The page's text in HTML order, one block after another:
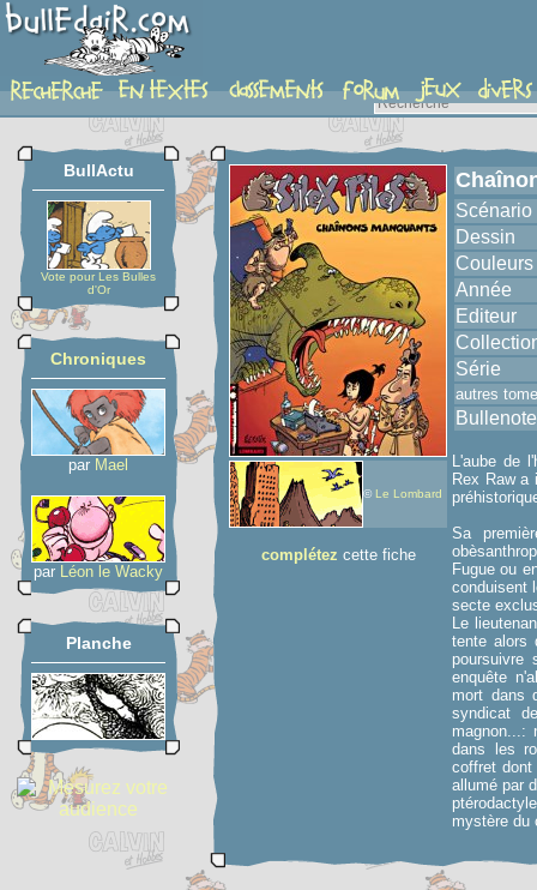
album
BullActu
Vote pour Les Bulles
d'Or
Chroniques
par Mael
par Léon le Wacky
Planche
© Le Lombard
complétez cette fiche
Scénario
Dessin
Couleurs
Année
Editeur
Série
autres
Bullenote
L'aube de
Rex Raw a
Sa
Fugue ou
conduisent
secte
Le
tente alors
enquête
mort dans
syndicat
magnon...:
dans les
coffret
allumé par
mystère du